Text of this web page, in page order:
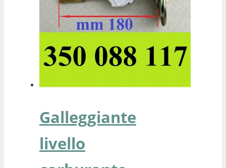
Galleggiante
livello